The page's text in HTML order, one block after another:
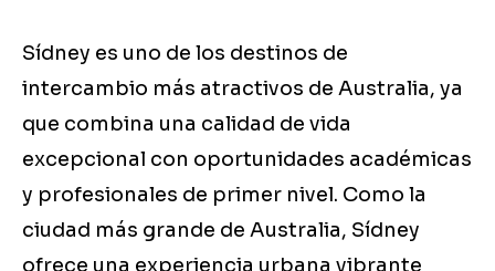
Sídney es uno de los destinos de
intercambio más atractivos de Australia, ya
que combina una calidad de vida
excepcional con oportunidades académicas
y profesionales de primer nivel. Como la
ciudad más grande de Australia, Sídney
ofrece una experiencia urbana vibrante